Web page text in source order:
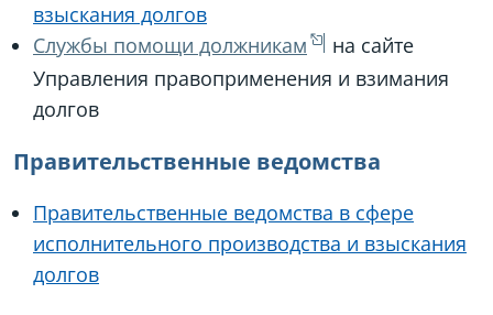
взыскания долгов
Службы помощи должникам
на сайте
Управления правоприменения и взимания
долгов
Правительственные ведомства
Правительственные ведомства в сфере
исполнительного производства и взыскания
долгов